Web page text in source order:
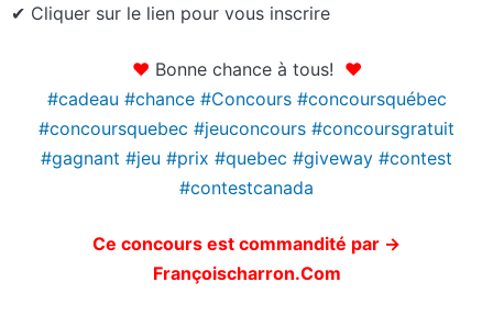
✔ Cliquer sur le lien pour vous inscrire
❤ Bonne chance à tous! ❤
#cadeau #chance #Concours #concoursquébec
#concoursquebec #jeuconcours #concoursgratuit
#gagnant #jeu #prix #quebec #giveway #contest
#contestcanada
Ce concours est commandité par ->
Françoischarron.Com